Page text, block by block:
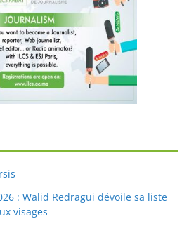
: Walid Redragui dévoile sa liste
visages